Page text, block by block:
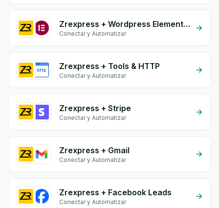
Zrexpress + Wordpress Elementor
Conectar y Automatizar
Zrexpress + Tools & HTTP
Conectar y Automatizar
Zrexpress + Stripe
Conectar y Automatizar
Zrexpress + Gmail
Conectar y Automatizar
Zrexpress + Facebook Leads
Conectar y Automatizar